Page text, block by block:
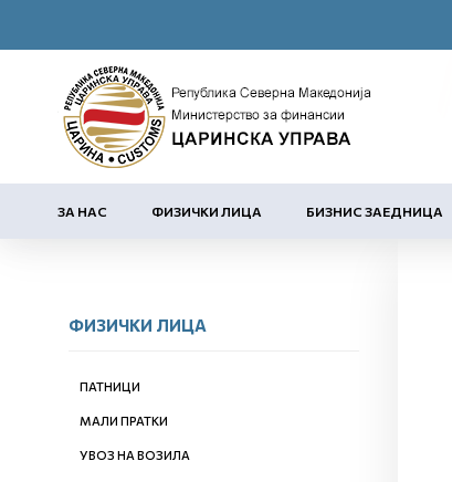
ЗА НАС ФИЗИЧКИ ЛИЦА БИЗНИС ЗАЕДНИЦА
ФИЗИЧКИ ЛИЦА
ПАТНИЦИ
МАЛИ ПРАТКИ
УВОЗ НА ВОЗИЛА